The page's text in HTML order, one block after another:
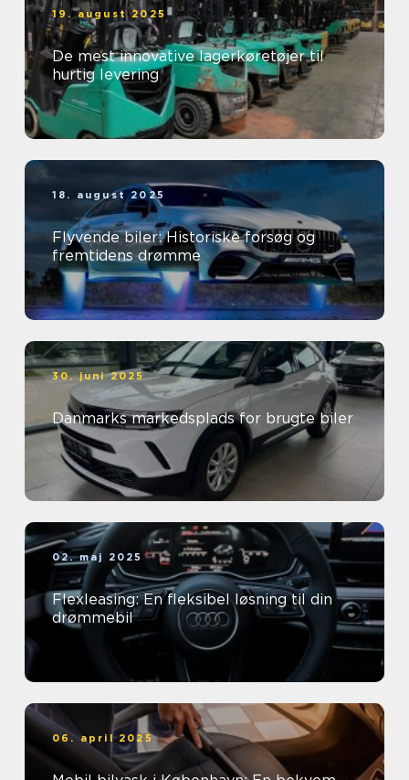
19. august 2025
De mest innovative lagerkøretøjer til
hurtig levering
18. august 2025
Flyvende biler: Historiske forsøg og
fremtidens drømme
30. juni 2025
Danmarks markedsplads for brugte biler
02. maj 2025
Flexleasing: En fleksibel løsning til din
drømmebil
06. april 2025